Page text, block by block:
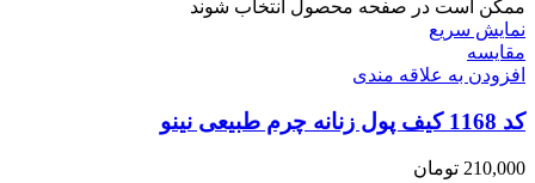
ممکن است در صفحه محصول انتخاب شوند
نمایش سریع
مقايسه
افزودن به علاقه مندی
کد 1168 کیف پول زنانه چرم طبیعی نینو
210,000 تومان